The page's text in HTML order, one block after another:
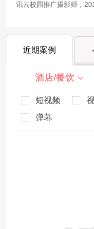
讯云校园推广摄影师，
近期案例
酒店/餐饮
短视频
弹幕